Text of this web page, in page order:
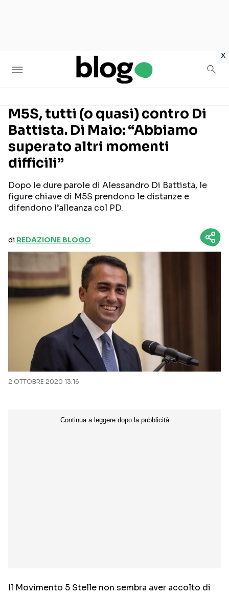
x
Seguici sui social
M5S, tutti (o quasi) contro Di
Battista. Di Maio: “Abbiamo
superato altri momenti
difficili”
Dopo le dure parole di Alessandro Di Battista, le
figure chiave di M5S prendono le distanze e
difendono l’alleanza col PD.
di REDAZIONE BLOGO
2 OTTOBRE 2020 13:16
Il Movimento 5 Stelle non sembra aver accolto di